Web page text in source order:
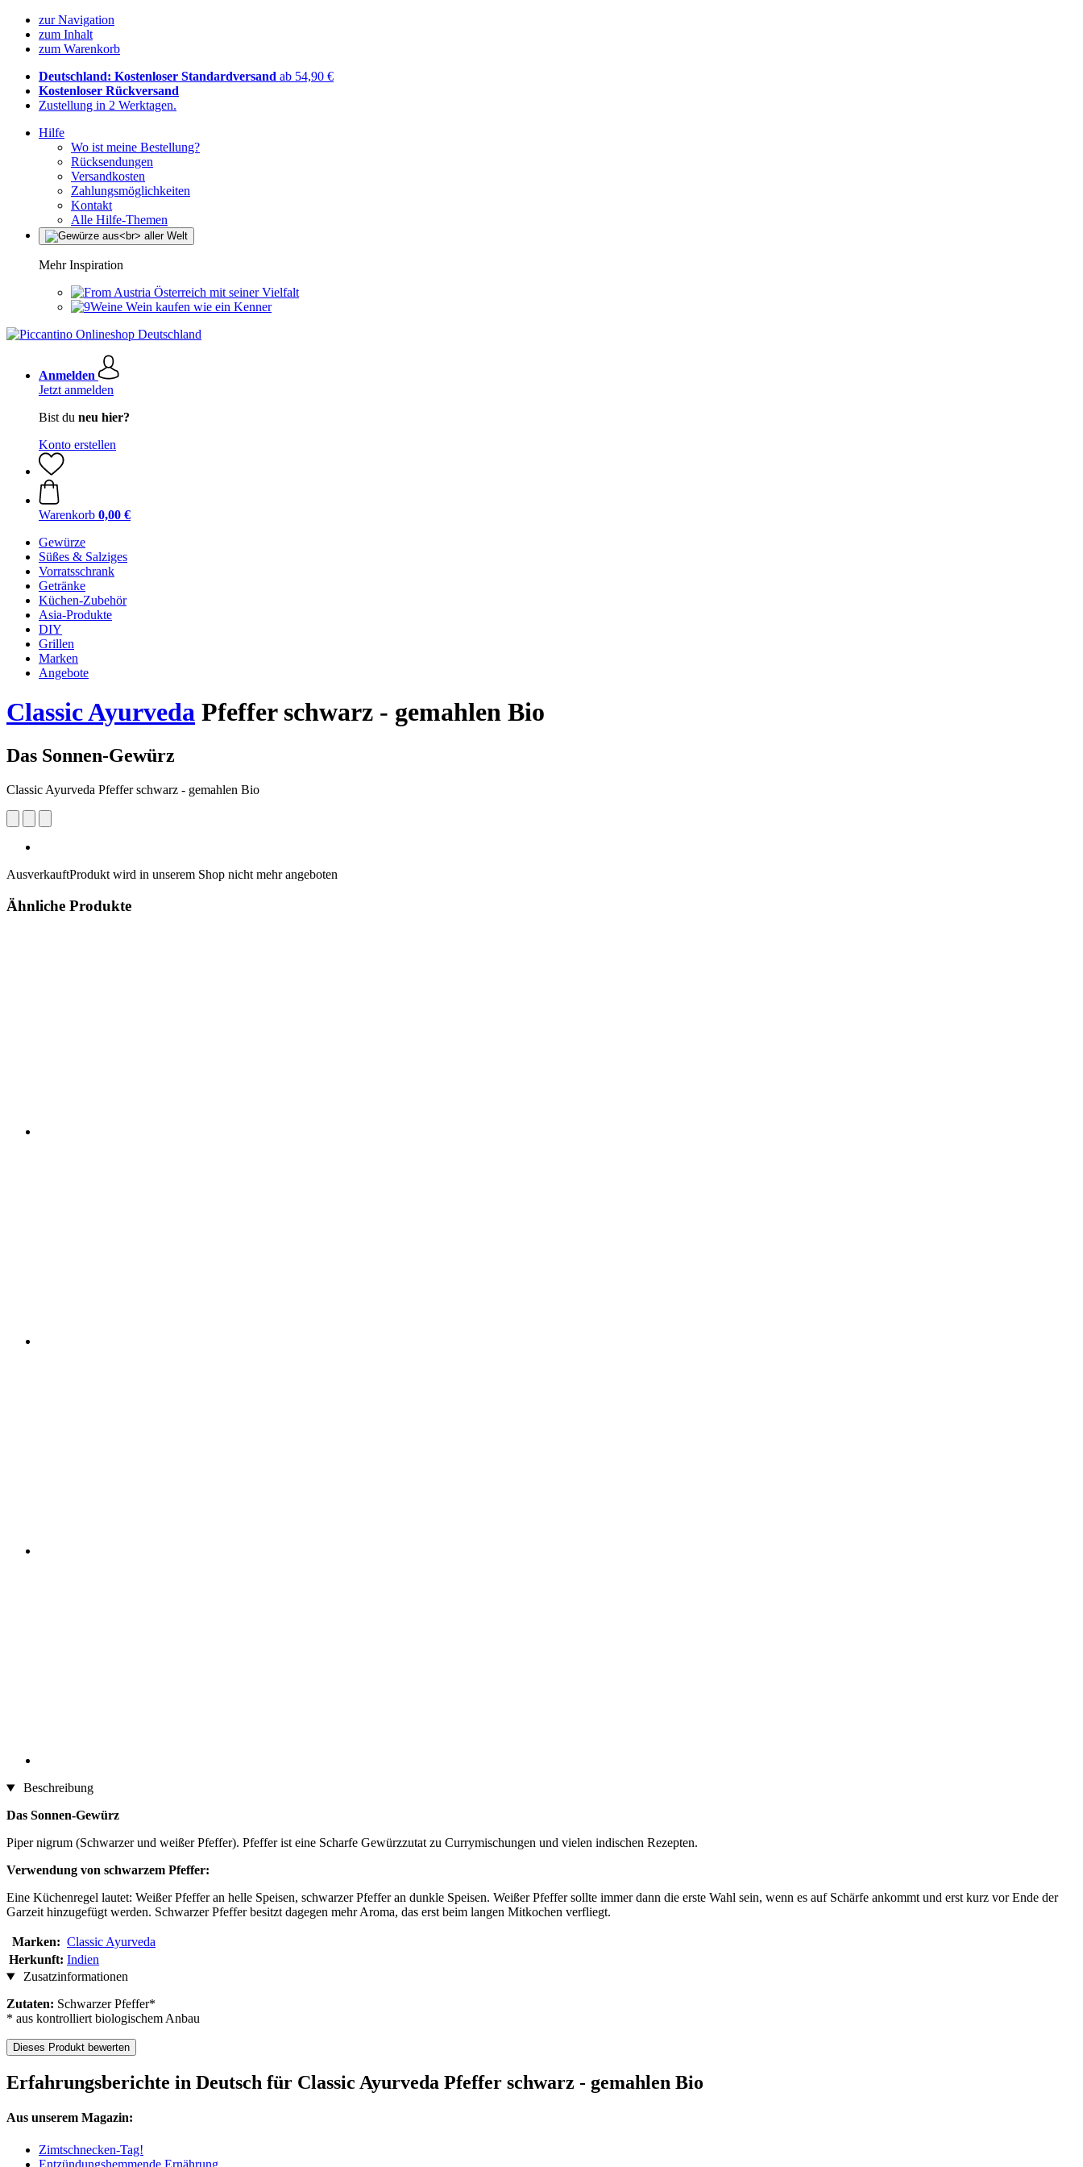
zur Navigation
zum Inhalt
zum Warenkorb
Deutschland: Kostenloser Standardversand ab 54,90 €
Kostenloser Rückversand
Zustellung in 2 Werktagen.
Hilfe
Wo ist meine Bestellung?
Rücksendungen
Versandkosten
Zahlungsmöglichkeiten
Kontakt
Alle Hilfe-Themen
Mehr Inspiration
Österreich mit seiner Vielfalt
Wein kaufen wie ein Kenner
Anmelden
Jetzt anmelden
Bist du neu hier?
Konto erstellen
Warenkorb 0,00 €
Gewürze
Süßes & Salziges
Vorratsschrank
Getränke
Küchen-Zubehör
Asia-Produkte
DIY
Grillen
Marken
Angebote
Classic Ayurveda Pfeffer schwarz - gemahlen Bio
Das Sonnen-Gewürz
Classic Ayurveda Pfeffer schwarz - gemahlen Bio
AusverkauftProdukt wird in unserem Shop nicht mehr angeboten
Ähnliche Produkte
Beschreibung
Das Sonnen-Gewürz
Piper nigrum (Schwarzer und weißer Pfeffer). Pfeffer ist eine Scharfe Gewürzzutat zu Currymischungen und vielen indischen Rezepten.
Verwendung von schwarzem Pfeffer:
Eine Küchenregel lautet: Weißer Pfeffer an helle Speisen, schwarzer Pfeffer an dunkle Speisen. Weißer Pfeffer sollte immer dann die erste Wahl sein, wenn es auf Schärfe ankommt und erst kurz vor Ende der
Garzeit hinzugefügt werden. Schwarzer Pfeffer besitzt dagegen mehr Aroma, das erst beim langen Mitkochen verfliegt.
Marken: Classic Ayurveda
Herkunft: Indien
Zusatzinformationen
Zutaten: Schwarzer Pfeffer*
* aus kontrolliert biologischem Anbau
Dieses Produkt bewerten
Erfahrungsberichte in Deutsch für Classic Ayurveda Pfeffer schwarz - gemahlen Bio
Aus unserem Magazin:
Zimtschnecken-Tag!
Entzündungshemmende Ernährung